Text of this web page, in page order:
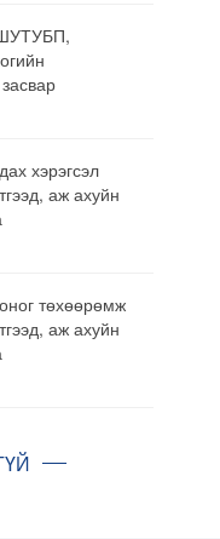
хэрэгсэл
аж ахуйн
төхөөрөмж
аж ахуйн